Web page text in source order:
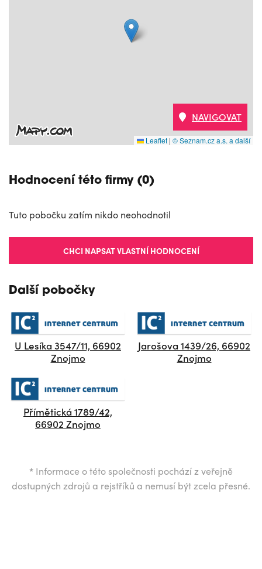
Leaflet | © Seznam.cz a.s. a další
NAVIGOVAT
Hodnocení této firmy (0)
Tuto pobočku zatím nikdo neohodnotil
CHCI NAPSAT VLASTNÍ HODNOCENÍ
Další pobočky
U Lesíka 3547/11, 66902
Znojmo
Jarošova 1439/26, 66902
Znojmo
Přímětická 1789/42,
66902 Znojmo
* Informace o této společnosti pochází z veřejně
dostupných zdrojů a rejstříků a nemusí být zcela přesné.